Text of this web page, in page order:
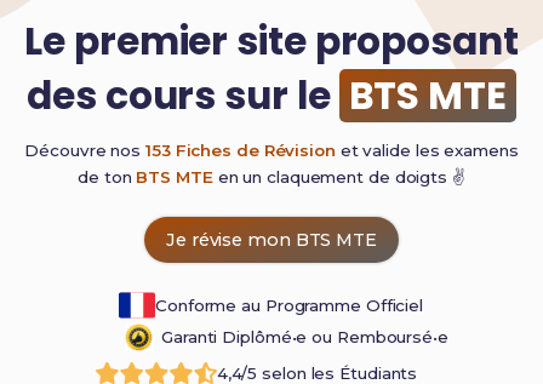
Le premier site proposant
des cours sur le BTS MTE
Découvre nos153 Fiches de Révision et valide les examens
de ton BTS MTEen un claquement de doigts ✌️
Je révise mon BTS MTE
Conforme au Programme Officiel
Garanti Diplômé•e ou Remboursé•e
4,4/5 selon les Étudiants